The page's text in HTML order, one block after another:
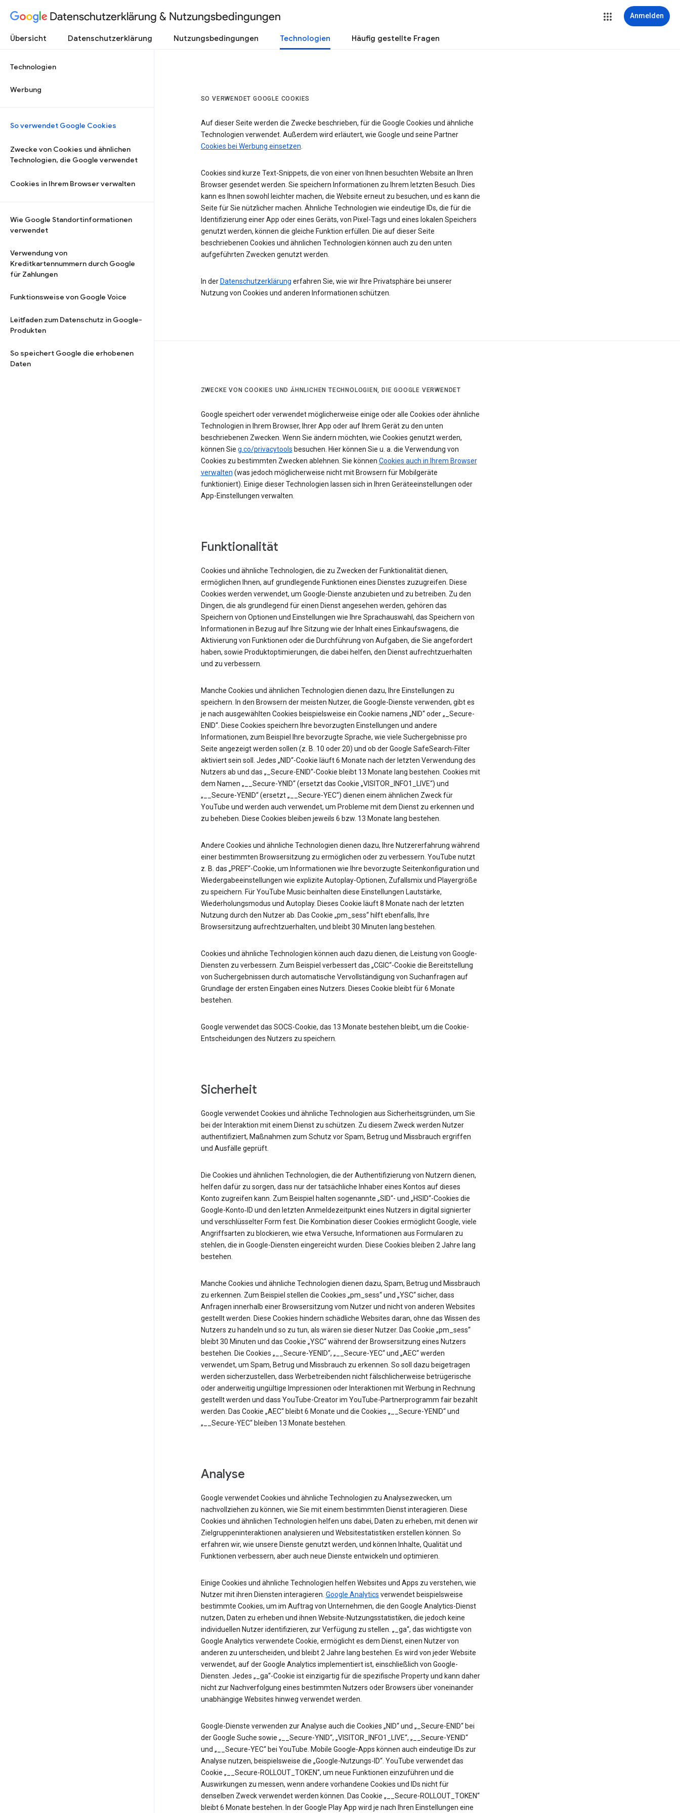
Datenschutzerklärung & Nutzungsbedingungen Anmelden
Übersicht Datenschutzerklärung Nutzungsbedingungen Technologien Häufig gestellte Fragen
Technologien
Werbung
So verwendet Google Cookies
Zwecke von Cookies und ähnlichen
Technologien, die Google verwendet
Cookies in Ihrem Browser verwalten
Wie Google Standortinformationen
verwendet
Verwendung von
Kreditkartennummern durch Google
für Zahlungen
Funktionsweise von Google Voice
Leitfaden zum Datenschutz in Google-
Produkten
So speichert Google die erhobenen
Daten
SO VERWENDET GOOGLE COOKIES
Auf dieser Seite werden die Zwecke beschrieben, für die Google Cookies und ähnliche
Technologien verwendet. Außerdem wird erläutert, wie Google und seine Partner
Cookies bei Werbung einsetzen.
Cookies sind kurze Text-Snippets, die von einer von Ihnen besuchten Website an Ihren
Browser gesendet werden. Sie speichern Informationen zu Ihrem letzten Besuch. Dies
kann es Ihnen sowohl leichter machen, die Website erneut zu besuchen, und es kann die
Seite für Sie nützlicher machen. Ähnliche Technologien wie eindeutige IDs, die für die
Identifizierung einer App oder eines Geräts, von Pixel-Tags und eines lokalen Speichers
genutzt werden, können die gleiche Funktion erfüllen. Die auf dieser Seite
beschriebenen Cookies und ähnlichen Technologien können auch zu den unten
aufgeführten Zwecken genutzt werden.
In der Datenschutzerklärung erfahren Sie, wie wir Ihre Privatsphäre bei unserer
Nutzung von Cookies und anderen Informationen schützen.
ZWECKE VON COOKIES UND ÄHNLICHEN TECHNOLOGIEN, DIE GOOGLE VERWENDET
Google speichert oder verwendet möglicherweise einige oder alle Cookies oder ähnliche
Technologien in Ihrem Browser, Ihrer App oder auf Ihrem Gerät zu den unten
beschriebenen Zwecken. Wenn Sie ändern möchten, wie Cookies genutzt werden,
können Sie g.co/privacytools besuchen. Hier können Sie u. a. die Verwendung von
Cookies zu bestimmten Zwecken ablehnen. Sie können Cookies auch in Ihrem Browser
verwalten (was jedoch möglicherweise nicht mit Browsern für Mobilgeräte
funktioniert). Einige dieser Technologien lassen sich in Ihren Geräteeinstellungen oder
App-Einstellungen verwalten.
Funktionalität
Cookies und ähnliche Technologien, die zu Zwecken der Funktionalität dienen,
ermöglichen Ihnen, auf grundlegende Funktionen eines Dienstes zuzugreifen. Diese
Cookies werden verwendet, um Google-Dienste anzubieten und zu betreiben. Zu den
Dingen, die als grundlegend für einen Dienst angesehen werden, gehören das
Speichern von Optionen und Einstellungen wie Ihre Sprachauswahl, das Speichern von
Informationen in Bezug auf Ihre Sitzung wie der Inhalt eines Einkaufswagens, die
Aktivierung von Funktionen oder die Durchführung von Aufgaben, die Sie angefordert
haben, sowie Produktoptimierungen, die dabei helfen, den Dienst aufrechtzuerhalten
und zu verbessern.
Manche Cookies und ähnlichen Technologien dienen dazu, Ihre Einstellungen zu
speichern. In den Browsern der meisten Nutzer, die Google-Dienste verwenden, gibt es
je nach ausgewählten Cookies beispielsweise ein Cookie namens „NID“ oder „_Secure-
ENID“. Diese Cookies speichern Ihre bevorzugten Einstellungen und andere
Informationen, zum Beispiel Ihre bevorzugte Sprache, wie viele Suchergebnisse pro
Seite angezeigt werden sollen (z. B. 10 oder 20) und ob der Google SafeSearch-Filter
aktiviert sein soll. Jedes „NID“-Cookie läuft 6 Monate nach der letzten Verwendung des
Nutzers ab und das „_Secure-ENID“-Cookie bleibt 13 Monate lang bestehen. Cookies mit
dem Namen „__Secure-YNID“ (ersetzt das Cookie „VISITOR_INFO1_LIVE“) und
„__Secure-YENID“ (ersetzt „__Secure-YEC“) dienen einem ähnlichen Zweck für
YouTube und werden auch verwendet, um Probleme mit dem Dienst zu erkennen und
zu beheben. Diese Cookies bleiben jeweils 6 bzw. 13 Monate lang bestehen.
Andere Cookies und ähnliche Technologien dienen dazu, Ihre Nutzererfahrung während
einer bestimmten Browsersitzung zu ermöglichen oder zu verbessern. YouTube nutzt
z. B. das „PREF“-Cookie, um Informationen wie Ihre bevorzugte Seitenkonfiguration und
Wiedergabeeinstellungen wie explizite Autoplay-Optionen, Zufallsmix und Playergröße
zu speichern. Für YouTube Music beinhalten diese Einstellungen Lautstärke,
Wiederholungsmodus und Autoplay. Dieses Cookie läuft 8 Monate nach der letzten
Nutzung durch den Nutzer ab. Das Cookie „pm_sess“ hilft ebenfalls, Ihre
Browsersitzung aufrechtzuerhalten, und bleibt 30 Minuten lang bestehen.
Cookies und ähnliche Technologien können auch dazu dienen, die Leistung von Google-
Diensten zu verbessern. Zum Beispiel verbessert das „CGIC“-Cookie die Bereitstellung
von Suchergebnissen durch automatische Vervollständigung von Suchanfragen auf
Grundlage der ersten Eingaben eines Nutzers. Dieses Cookie bleibt für 6 Monate
bestehen.
Google verwendet das SOCS-Cookie, das 13 Monate bestehen bleibt, um die Cookie-
Entscheidungen des Nutzers zu speichern.
Sicherheit
Google verwendet Cookies und ähnliche Technologien aus Sicherheitsgründen, um Sie
bei der Interaktion mit einem Dienst zu schützen. Zu diesem Zweck werden Nutzer
authentifiziert, Maßnahmen zum Schutz vor Spam, Betrug und Missbrauch ergriffen
und Ausfälle geprüft.
Die Cookies und ähnlichen Technologien, die der Authentifizierung von Nutzern dienen,
helfen dafür zu sorgen, dass nur der tatsächliche Inhaber eines Kontos auf dieses
Konto zugreifen kann. Zum Beispiel halten sogenannte „SID“- und „HSID“-Cookies die
Google-Konto‑ID und den letzten Anmeldezeitpunkt eines Nutzers in digital signierter
und verschlüsselter Form fest. Die Kombination dieser Cookies ermöglicht Google, viele
Angriffsarten zu blockieren, wie etwa Versuche, Informationen aus Formularen zu
stehlen, die in Google-Diensten eingereicht wurden. Diese Cookies bleiben 2 Jahre lang
bestehen.
Manche Cookies und ähnliche Technologien dienen dazu, Spam, Betrug und Missbrauch
zu erkennen. Zum Beispiel stellen die Cookies „pm_sess“ und „YSC“ sicher, dass
Anfragen innerhalb einer Browsersitzung vom Nutzer und nicht von anderen Websites
gestellt werden. Diese Cookies hindern schädliche Websites daran, ohne das Wissen des
Nutzers zu handeln und so zu tun, als wären sie dieser Nutzer. Das Cookie „pm_sess“
bleibt 30 Minuten und das Cookie „YSC“ während der Browsersitzung eines Nutzers
bestehen. Die Cookies „__Secure-YENID“, „__Secure-YEC“ und „AEC“ werden
verwendet, um Spam, Betrug und Missbrauch zu erkennen. So soll dazu beigetragen
werden sicherzustellen, dass Werbetreibenden nicht fälschlicherweise betrügerische
oder anderweitig ungültige Impressionen oder Interaktionen mit Werbung in Rechnung
gestellt werden und dass YouTube-Creator im YouTube-Partnerprogramm fair bezahlt
werden. Das Cookie „AEC“ bleibt 6 Monate und die Cookies „__Secure-YENID“ und
„__Secure-YEC“ bleiben 13 Monate bestehen.
Analyse
Google verwendet Cookies und ähnliche Technologien zu Analysezwecken, um
nachvollziehen zu können, wie Sie mit einem bestimmten Dienst interagieren. Diese
Cookies und ähnlichen Technologien helfen uns dabei, Daten zu erheben, mit denen wir
Zielgruppeninteraktionen analysieren und Websitestatistiken erstellen können. So
erfahren wir, wie unsere Dienste genutzt werden, und können Inhalte, Qualität und
Funktionen verbessern, aber auch neue Dienste entwickeln und optimieren.
Einige Cookies und ähnliche Technologien helfen Websites und Apps zu verstehen, wie
Nutzer mit ihren Diensten interagieren. Google Analytics verwendet beispielsweise
bestimmte Cookies, um im Auftrag von Unternehmen, die den Google Analytics-Dienst
nutzen, Daten zu erheben und ihnen Website-Nutzungsstatistiken, die jedoch keine
individuellen Nutzer identifizieren, zur Verfügung zu stellen. „_ga“, das wichtigste von
Google Analytics verwendete Cookie, ermöglicht es dem Dienst, einen Nutzer von
anderen zu unterscheiden, und bleibt 2 Jahre lang bestehen. Es wird von jeder Website
verwendet, auf der Google Analytics implementiert ist, einschließlich von Google-
Diensten. Jedes „_ga“-Cookie ist einzigartig für die spezifische Property und kann daher
nicht zur Nachverfolgung eines bestimmten Nutzers oder Browsers über voneinander
unabhängige Websites hinweg verwendet werden.
Google-Dienste verwenden zur Analyse auch die Cookies „NID“ und „_Secure-ENID“ bei
der Google Suche sowie „__Secure-YNID“, „VISITOR_INFO1_LIVE“, „__Secure-YENID“
und „__Secure-YEC“ bei YouTube. Mobile Google-Apps können auch eindeutige IDs zur
Analyse nutzen, beispielsweise die „Google-Nutzungs-ID“. YouTube verwendet das
Cookie „__Secure-ROLLOUT_TOKEN“, um neue Funktionen einzuführen und die
Auswirkungen zu messen, wenn andere vorhandene Cookies und IDs nicht für
denselben Zweck verwendet werden können. Das Cookie „__Secure-ROLLOUT_TOKEN“
bleibt 6 Monate bestehen. In der Google Play App wird je nach Ihren Einstellungen eine